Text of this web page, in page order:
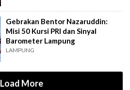
Gebrakan Bentor Nazaruddin:
Misi 50 Kursi PRI dan Sinyal
Barometer Lampung
LAMPUNG
Load More